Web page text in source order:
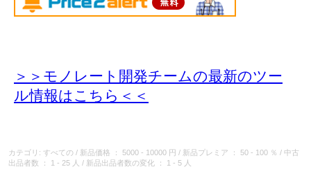
＞＞モノレート開発チームの最新のツー
ル情報はこちら＜＜
カテゴリ: すべての / 新品価格 ： 5000 - 10000 円 / 新品プレミア ： 50 - 100 ％ / 中古
出品者数
： 1 - 25 人 / 新品出品者数の変化 ： 1 - 5 人